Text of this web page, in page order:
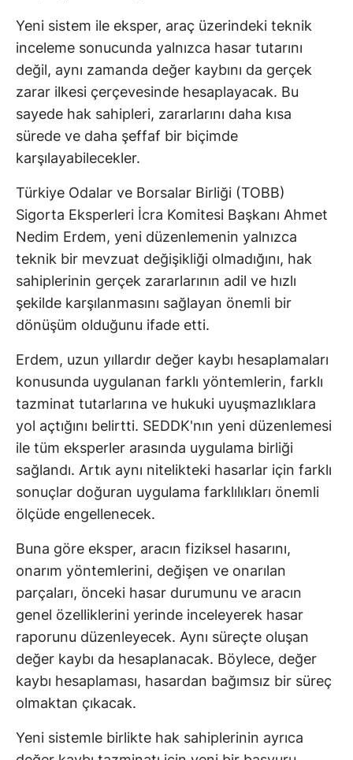
Yeni sistem ile eksper, araç üzerindeki teknik
inceleme sonucunda yalnızca hasar tutarını
değil, aynı zamanda değer kaybını da gerçek
zarar ilkesi çerçevesinde hesaplayacak. Bu
sayede hak sahipleri, zararlarını daha kısa
sürede ve daha şeffaf bir biçimde
karşılayabilecekler.
Türkiye Odalar ve Borsalar Birliği (TOBB)
Sigorta Eksperleri İcra Komitesi Başkanı Ahmet
Nedim Erdem, yeni düzenlemenin yalnızca
teknik bir mevzuat değişikliği olmadığını, hak
sahiplerinin gerçek zararlarının adil ve hızlı
şekilde karşılanmasını sağlayan önemli bir
dönüşüm olduğunu ifade etti.
Erdem, uzun yıllardır değer kaybı hesaplamaları
konusunda uygulanan farklı yöntemlerin, farklı
tazminat tutarlarına ve hukuki uyuşmazlıklara
yol açtığını belirtti. SEDDK'nın yeni düzenlemesi
ile tüm eksperler arasında uygulama birliği
sağlandı. Artık aynı nitelikteki hasarlar için farklı
sonuçlar doğuran uygulama farklılıkları önemli
ölçüde engellenecek.
Buna göre eksper, aracın fiziksel hasarını,
onarım yöntemlerini, değişen ve onarılan
parçaları, önceki hasar durumunu ve aracın
genel özelliklerini yerinde inceleyerek hasar
raporunu düzenleyecek. Aynı süreçte oluşan
değer kaybı da hesaplanacak. Böylece, değer
kaybı hesaplaması, hasardan bağımsız bir süreç
olmaktan çıkacak.
Yeni sistemle birlikte hak sahiplerinin ayrıca